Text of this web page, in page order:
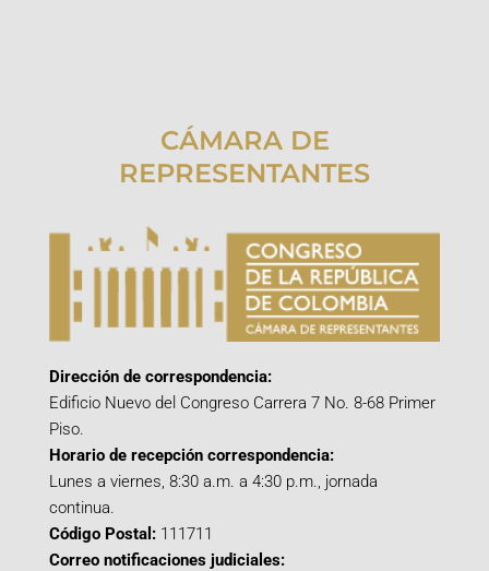
CÁMARA DE
REPRESENTANTES
Dirección de correspondencia:
Edificio Nuevo del Congreso Carrera 7 No. 8-68 Primer
Piso.
Horario de recepción correspondencia:
Lunes a viernes, 8:30 a.m. a 4:30 p.m., jornada
continua.
Código Postal: 111711
Correo notificaciones judiciales: